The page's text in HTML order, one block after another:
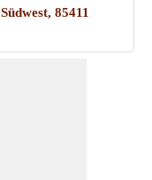
85411